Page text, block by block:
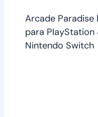
Arcade
para PlayStation
Nintendo Switch